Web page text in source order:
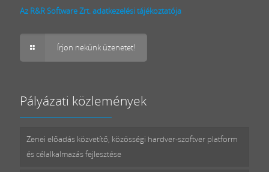
Az R&R Software Zrt. adatkezelési tájékoztatója
Írjon nekünk üzenetet!
Pályázati közlemények
Zenei előadás közvetítő, közösségi hardver-szoftver platform
és célalkalmazás fejlesztése